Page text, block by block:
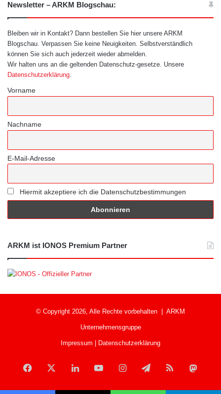
Newsletter – ARKM Blogschau:
Bleiben wir in Kontakt? Dann bestellen Sie hier unsere ARKM
Blogschau. Verpassen Sie keine Neuigkeiten. Selbstverständlich
können Sie sich auch jederzeit wieder abmelden.
Wir halten uns an die geltenden Datenschutz-gesetze. Unsere
Datenschutzerklärung.
Vorname
Nachname
E-Mail-Adresse
Hiermit akzeptiere ich die Datenschutzbestimmungen
ARKM ist IONOS Premium Partner
© Copyright 2026, Alle Rechte vorbehalten | ARKM
Unternehmensgruppe
Impressum Datenschutzerklärung
Facebook LinkedInYouTubeInstagramTelegramRSS